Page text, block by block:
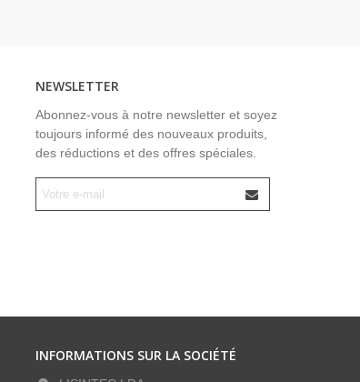
NEWSLETTER
Abonnez-vous à notre newsletter et soyez
toujours informé des nouveaux produits,
des réductions et des offres spéciales.
INFORMATIONS SUR LA SOCIÉTÉ